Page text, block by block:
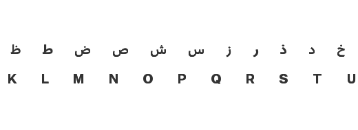
K L M N O P Q R S T U
خ د ذ ر ز س ش ص ض ط ظ